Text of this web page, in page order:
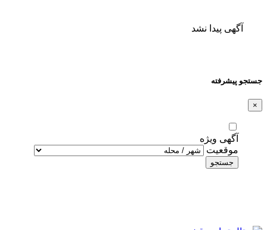
آگهی پیدا نشد
جستجو پیشرفته
×
آگهی ویژه
موقعیت
جستجو